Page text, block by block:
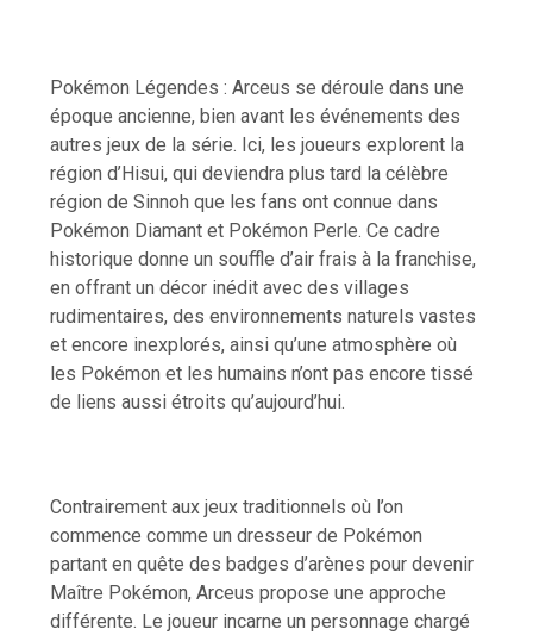
Pokémon Légendes : Arceus se déroule dans une
époque ancienne, bien avant les événements des
autres jeux de la série. Ici, les joueurs explorent la
région d’Hisui, qui deviendra plus tard la célèbre
région de Sinnoh que les fans ont connue dans
Pokémon Diamant et Pokémon Perle. Ce cadre
historique donne un souffle d’air frais à la franchise,
en offrant un décor inédit avec des villages
rudimentaires, des environnements naturels vastes
et encore inexplorés, ainsi qu’une atmosphère où
les Pokémon et les humains n’ont pas encore tissé
de liens aussi étroits qu’aujourd’hui.
Contrairement aux jeux traditionnels où l’on
commence comme un dresseur de Pokémon
partant en quête des badges d’arènes pour devenir
Maître Pokémon, Arceus propose une approche
différente. Le joueur incarne un personnage chargé